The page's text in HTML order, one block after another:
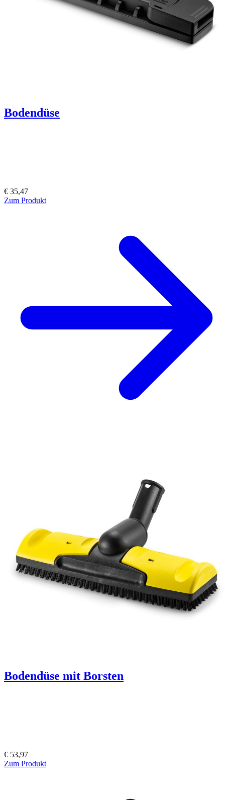
Bodendüse
€ 35,47
Zum Produkt
Bodendüse mit Borsten
€ 53,97
Zum Produkt